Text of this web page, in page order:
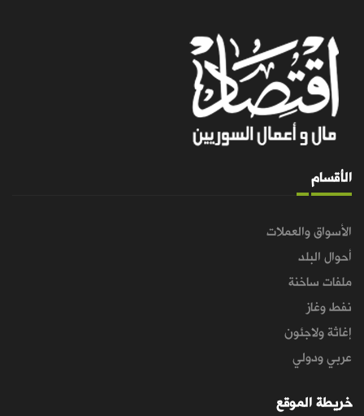
الأقسام
الأسواق والعملات
أحوال البلد
ملفات ساخنة
نفط وغاز
إغاثة ولاجئون
عربي ودولي
خريطة الموقع